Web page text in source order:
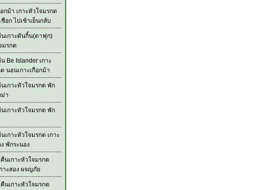
อกม้า เกาะหัวใจมรกต
ชือก ไปเช้าเย็นกลับ
เกาะดันกิ้น(ตาฟุก)
มรกต
Be Islander เกาะ
นอนเกาะเกือกม้า
เกาะหัวใจมรกต พัก
ม่า
เกาะหัวใจมรกต พัก
เกาะหัวใจมรกต เกาะ
พักระนอง
นเกาะหัวใจมรกต
าะสอง ผจญภัย
นเกาะหัวใจมรกต